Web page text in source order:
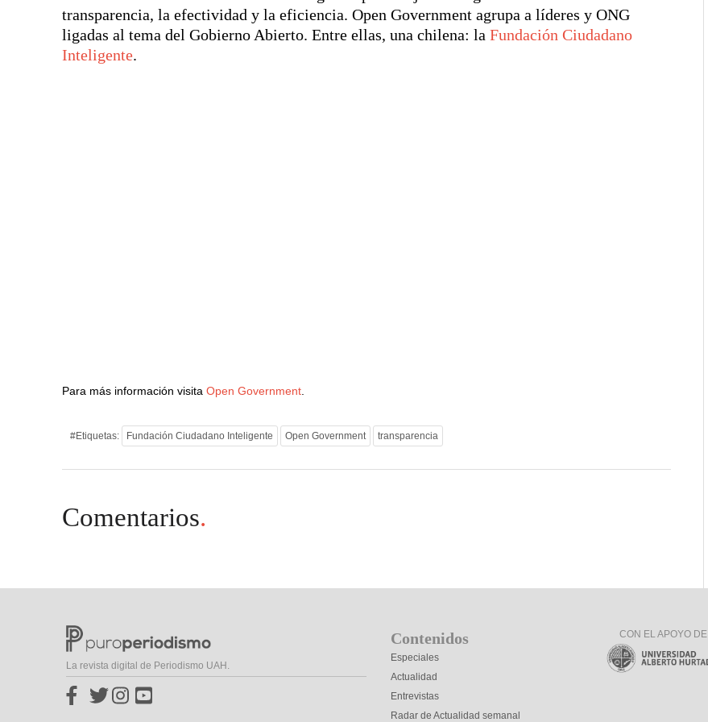
transparencia, la efectividad y la eficiencia. Open Government agrupa a líderes y ONG
ligadas al tema del Gobierno Abierto. Entre ellas, una chilena: laFundación Ciudadano
Inteligente.
Para más información visitaOpen Government
#Etiquetas: Fundación Ciudadano Inteligente Open Government transparencia
Comentarios.
La revista digital de Periodismo UAH.
Contenidos
Especiales
Actualidad
Entrevistas
Radar de Actualidad semanal
CON EL APOYO DE